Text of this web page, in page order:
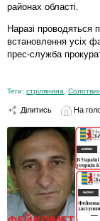
районах області.
Наразі проводяться
встановлення усіх
прес-служба
Теги: стрілянина
Ділитись На